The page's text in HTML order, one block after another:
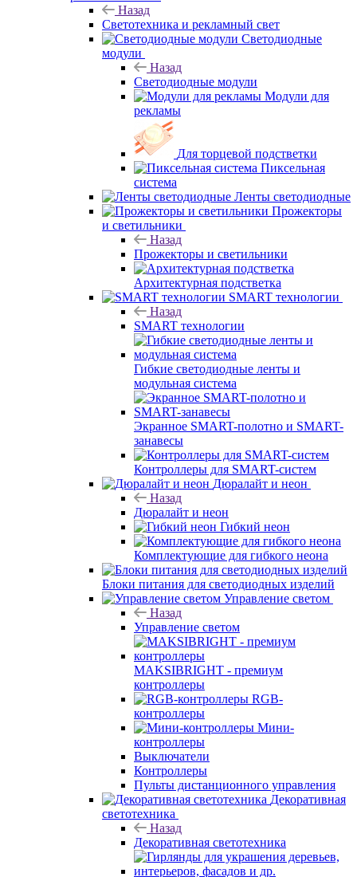
Назад
Светотехника и рекламный свет
Светодиодные
модули
Назад
Светодиодные модули
Модули для
рекламы
Для торцевой подстветки
Пиксельная
система
Ленты светодиодные
Прожекторы
и светильники
Назад
Прожекторы и светильники
Архитектурная подстветка
SMART технологии
Назад
SMART технологии
Гибкие светодиодные ленты и
модульная система
Экранное SMART-полотно и SMART-
занавесы
Контроллеры для SMART-систем
Дюралайт и неон
Назад
Дюралайт и неон
Гибкий неон
Комплектующие для гибкого неона
Блоки питания для светодиодных изделий
Управление светом
Назад
Управление светом
MAKSIBRIGHT - премиум
контроллеры
RGB-
контроллеры
Мини-
контроллеры
Выключатели
Контроллеры
Пульты дистанционного управления
Декоративная
светотехника
Назад
Декоративная светотехника